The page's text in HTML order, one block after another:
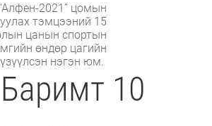
2021” цомын
тэмцээний 15
цанын спортын
өндөр цагийн
нэгэн юм.
Баримт 10